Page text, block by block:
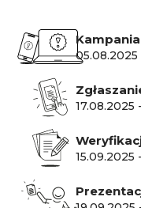
05.08.2025
17.08.2025 -
15.09.2025 -